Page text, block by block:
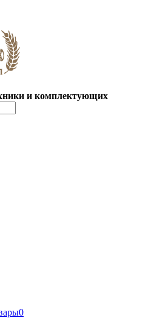
и комплектующих
0